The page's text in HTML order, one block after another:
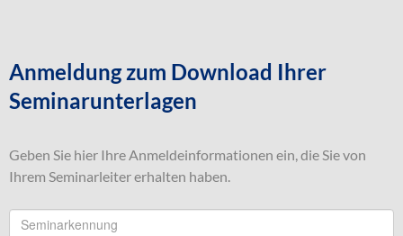
Anmeldung zum Download Ihrer
Seminarunterlagen
Geben Sie hier Ihre Anmeldeinformationen ein, die Sie von
Ihrem Seminarleiter erhalten haben.